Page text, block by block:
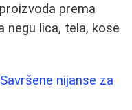
prema
negu lica, tela, kose
nijanse za